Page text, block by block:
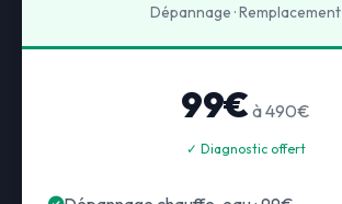
Dépannage · Remplacement
99€ à 490€
✓ Diagnostic offert